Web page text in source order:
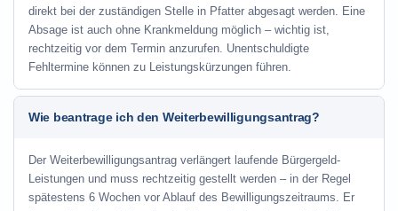
direkt bei der zuständigen Stelle in Pfatter abgesagt werden. Eine
Absage ist auch ohne Krankmeldung möglich – wichtig ist,
rechtzeitig vor dem Termin anzurufen. Unentschuldigte
Fehltermine können zu Leistungskürzungen führen.
Wie beantrage ich den Weiterbewilligungsantrag?
Der Weiterbewilligungsantrag verlängert laufende Bürgergeld-
Leistungen und muss rechtzeitig gestellt werden – in der Regel
spätestens 6 Wochen vor Ablauf des Bewilligungszeitraums. Er